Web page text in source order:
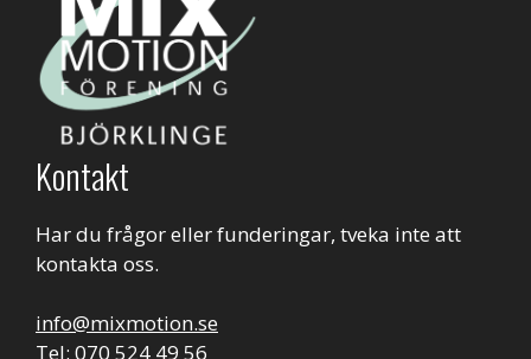
Kontakt
Har du frågor eller funderingar, tveka inte att
kontakta oss.
info@mixmotion.se
Tel: 070 524 49 56